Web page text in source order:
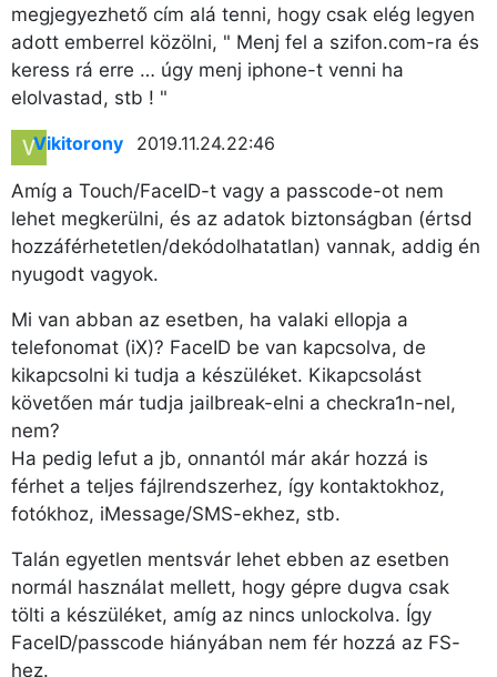
megjegyezhető cím alá tenni, hogy csak elég legyen
adott emberrel közölni, " Menj fel a szifon.com-ra és
keress rá erre … úgy menj iphone-t venni ha
elolvastad, stb ! "
Vikitorony 2019.11.24. 22:46
Amíg a Touch/FaceID-t vagy a passcode-ot nem
lehet megkerülni, és az adatok biztonságban (értsd
hozzáférhetetlen/dekódolhatatlan) vannak, addig én
nyugodt vagyok.
Mi van abban az esetben, ha valaki ellopja a
telefonomat (iX)? FaceID be van kapcsolva, de
kikapcsolni ki tudja a készüléket. Kikapcsolást
követően már tudja jailbreak-elni a checkra1n-nel,
nem?
Ha pedig lefut a jb, onnantól már akár hozzá is
férhet a teljes fájlrendszerhez, így kontaktokhoz,
fotókhoz, iMessage/SMS-ekhez, stb.
Talán egyetlen mentsvár lehet ebben az esetben
normál használat mellett, hogy gépre dugva csak
tölti a készüléket, amíg az nincs unlockolva. Így
FaceID/passcode hiányában nem fér hozzá az FS-
hez.